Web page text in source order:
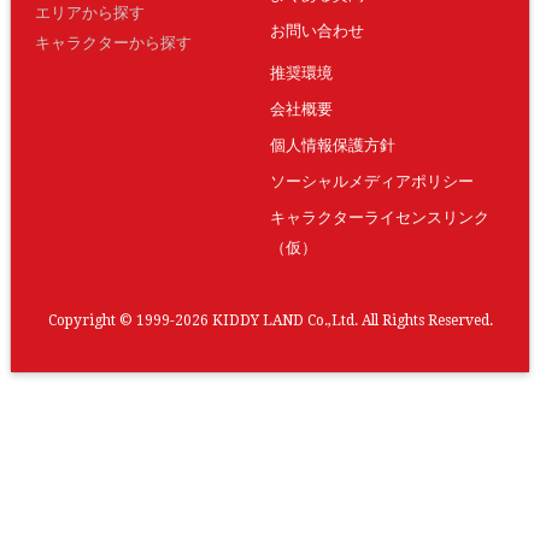
エリアから探す
キャラクターから探す
お問い合わせ
推奨環境
会社概要
個人情報保護方針
ソーシャルメディアポリシー
キャラクターライセンスリンク
（仮）
Copyright © 1999-2026 KIDDY LAND Co.,Ltd. All Rights Reserved.